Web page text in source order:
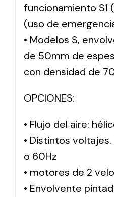
funcionamiento S1
(uso de
• Modelos S,
de 50mm de
con densidad de
OPCIONES:
• Flujo del aire:
• Distintos
o 60Hz
• motores de 2
• Envolvente